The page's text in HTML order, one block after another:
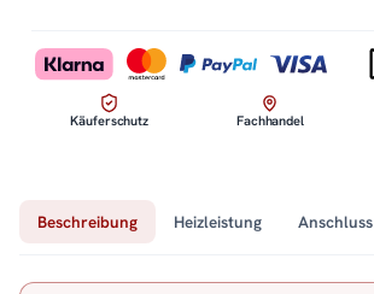
Käuferschutz Fachhandel
Beschreibung Heizleistung Anschluss